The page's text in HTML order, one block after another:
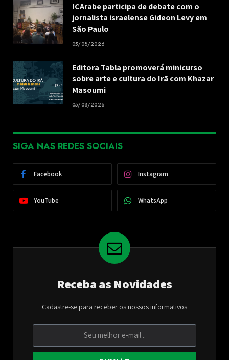
ICArabe participa de debate com o
jornalista israelense Gideon Levy em
São Paulo
05/08/2026
Editora Tabla promoverá minicurso
sobre arte e cultura do Irã com Khazar
Masoumi
05/08/2026
SIGA NAS REDES SOCIAIS
Facebook Instagram
YouTube WhatsApp
Receba as Novidades
Cadastre-se para receber os nossos informativos